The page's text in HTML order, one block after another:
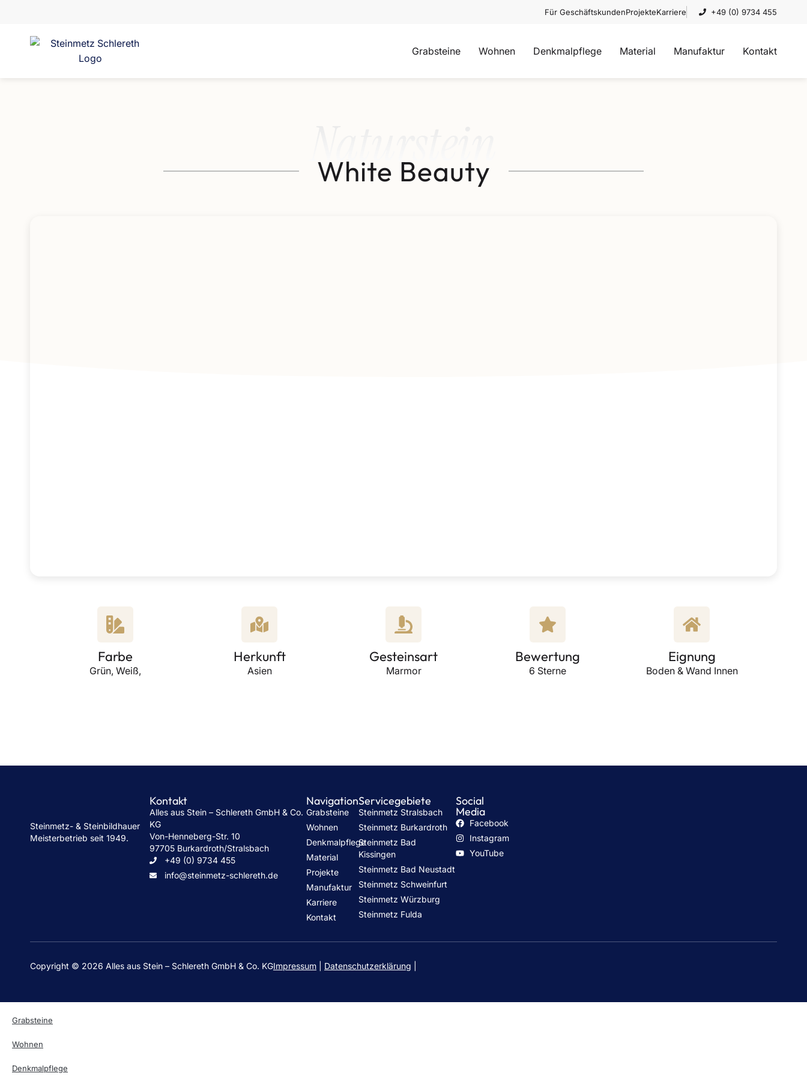
Für GeschäftskundenProjekteKarriere +49 (0) 9734 455
Grabsteine Wohnen Denkmalpflege Material Manufaktur Kontakt
Naturstein
White Beauty
Farbe
Grün, Weiß,
Herkunft
Asien
Gesteinsart
Marmor
Bewertung
6 Sterne
Eignung
Boden & Wand Innen
Steinmetz- & Steinbildhauer
Meisterbetrieb seit 1949.
Kontakt
Alles aus Stein – Schlereth GmbH & Co.
KG
Von-Henneberg-Str. 10
97705 Burkardroth/Stralsbach
+49 (0) 9734 455
info@steinmetz-schlereth.de
Navigation
Grabsteine
Wohnen
Denkmalpflege
Material
Projekte
Manufaktur
Karriere
Kontakt
Servicegebiete
Steinmetz Stralsbach
Steinmetz Burkardroth
Steinmetz Bad
Kissingen
Steinmetz Bad Neustadt
Steinmetz Schweinfurt
Steinmetz Würzburg
Steinmetz Fulda
Social
Media
Facebook
Instagram
YouTube
Copyright © 2026 Alles aus Stein – Schlereth GmbH & Co. KGImpressum Datenschutzerklärung
Grabsteine
Wohnen
Denkmalpflege